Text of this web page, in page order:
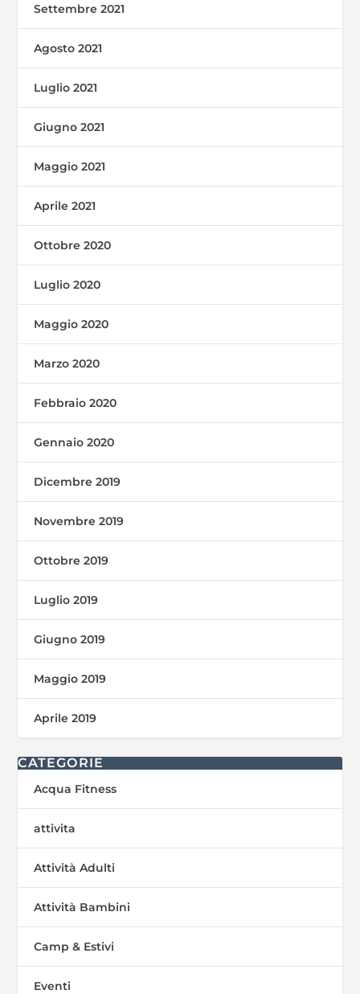
Settembre 2021
Agosto 2021
Luglio 2021
Giugno 2021
Maggio 2021
Aprile 2021
Ottobre 2020
Luglio 2020
Maggio 2020
Marzo 2020
Febbraio 2020
Gennaio 2020
Dicembre 2019
Novembre 2019
Ottobre 2019
Luglio 2019
Giugno 2019
Maggio 2019
Aprile 2019
CATEGORIE
Acqua Fitness
attivita
Attività Adulti
Attività Bambini
Camp & Estivi
Eventi